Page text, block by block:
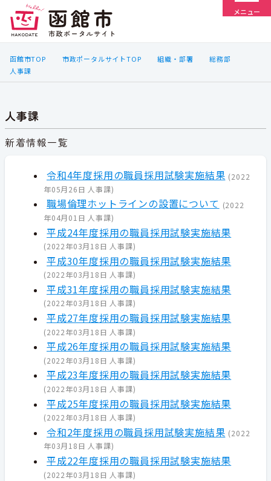
メニュー
函館市TOP 市政ポータルサイトTOP 組織・部署
総務部
人事課
人事課
新着情報一覧
令和4年度採用の職員採用試験実施結果 (2022
年05月26日 人事課)
職場倫理ホットラインの設置について (2022
年04月01日 人事課)
平成24年度採用の職員採用試験実施結果
(2022年03月18日 人事課)
平成30年度採用の職員採用試験実施結果
(2022年03月18日 人事課)
平成31年度採用の職員採用試験実施結果
(2022年03月18日 人事課)
平成27年度採用の職員採用試験実施結果
(2022年03月18日 人事課)
平成26年度採用の職員採用試験実施結果
(2022年03月18日 人事課)
平成23年度採用の職員採用試験実施結果
(2022年03月18日 人事課)
平成25年度採用の職員採用試験実施結果
(2022年03月18日 人事課)
令和2年度採用の職員採用試験実施結果 (2022
年03月18日 人事課)
平成22年度採用の職員採用試験実施結果
(2022年03月18日 人事課)